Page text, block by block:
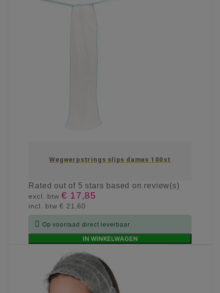
Wegwerpstrings slips dames 100st
Ratedout of 5 stars based on review(s)
excl. btw€ 17,85
incl. btw€ 21,60
 Op voorraad direct leverbaar
IN WINKELWAGEN